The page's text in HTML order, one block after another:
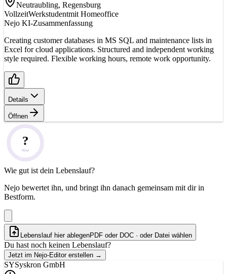
Neutraubling, Regensburg
VollzeitWerkstudentmit Homeoffice
Nejo KI-Zusammenfassung
Creating customer databases in MS SQL and maintenance lists in
Excel for cloud applications. Structured and independent working
style required. Flexible working hours, remote work opportunity.
Details
Öffnen
?
Note
Wie gut ist dein Lebenslauf?
Nejo bewertet ihn, und bringt ihn danach gemeinsam mit dir in
Bestform.
Lebenslauf hier ablegenPDF oder DOC · oder Datei wählen
Du hast noch keinen Lebenslauf?
Jetzt im Nejo-Editor erstellen →
SYSyskron GmbH